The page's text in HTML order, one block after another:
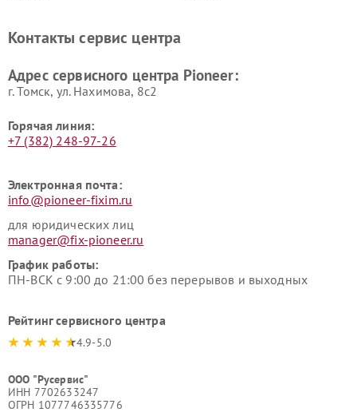
Контакты сервис центра
Адрес сервисного центра Pioneer:
г. Томск, ул. Нахимова, 8с2
Горячая линия:
+7 (382) 248-97-26
Электронная почта:
info@pioneer-fixim.ru
для юридических лиц
manager@fix-pioneer.ru
График работы:
ПН-ВСК с 9:00 до 21:00 без перерывов и выходных
Рейтинг сервисного центра
4.9-5.0
ООО "Русервис"
ИНН 7702633247
ОГРН 1077746335776